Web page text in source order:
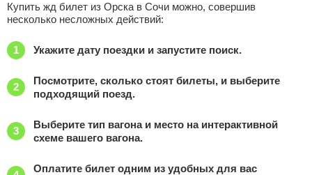
Купить жд билет из Орска в Сочи можно, совершив
несколько несложных действий:
Укажите дату поездки и запустите поиск.
Посмотрите, сколько стоят билеты, и выберите
подходящий поезд.
Выберите тип вагона и место на интерактивной
схеме вашего вагона.
Оплатите билет одним из удобных для вас